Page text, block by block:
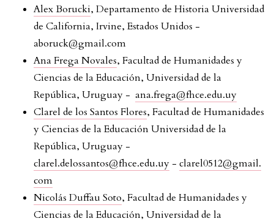
Alex Borucki, Departamento de Historia Universidad
de California, Irvine, Estados Unidos -
aboruck@gmail.com
Ana Frega Novales, Facultad de Humanidades y
Ciencias de la Educación, Universidad de la
República, Uruguay - ana.frega@fhce.edu.uy
Clarel de los Santos Flores, Facultad de Humanidades
y Ciencias de la Educación Universidad de la
República, Uruguay -
clarel.delossantos@fhce.edu.uy - clarel0512@gmail.
com
Nicolás Duffau Soto, Facultad de Humanidades y
Ciencias de la Educación, Universidad de la